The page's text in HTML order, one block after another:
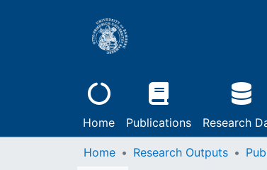
Home Publications Research
Home Research Outputs